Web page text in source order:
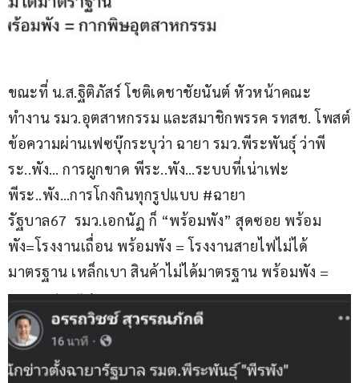
ขณะที่ น.ส.ฐิติภัสร์ โชติเดชาชัยนันต์ หัวหน้าคณะ
ทำงาน รมว.อุตสาหกรรม และสมาชิกพรรค รทสช. โพสต์
ข้อความผ่านเฟซบุ๊กระบุว่า ฉายา รมว.พีระพันธุ์ ว่าพี
ระ..พัง… การผูกขาด พีระ..พัง…ระบบที่เน่าเฟะ
พีระ..พัง…การโกงกินทุกรูปแบบ #ฉายา
รัฐบาล67  รมว.เอกนัฏ ก็ “พร้อมพัง” สุดซอย พร้อม
พัง=โรงงานเถื่อน พร้อมพัง = โรงงานสายไฟไม่ได้
มาตรฐาน เหล็กเบา สินค้าไม่ได้มาตรฐาน พร้อมพัง =
กากเพชรอุตสาหกรรม